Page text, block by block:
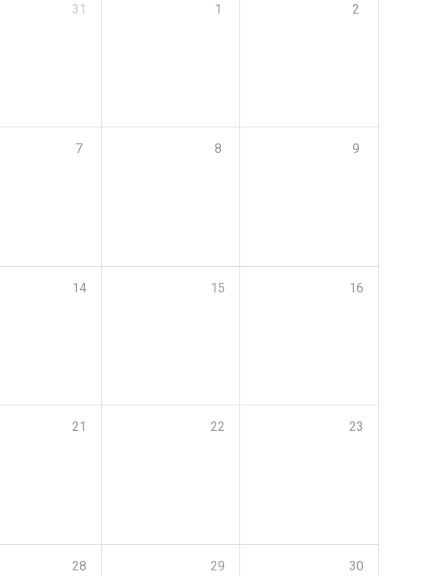
31 1 2
7 8 9
14 15 16
21 22 23
28 29 30